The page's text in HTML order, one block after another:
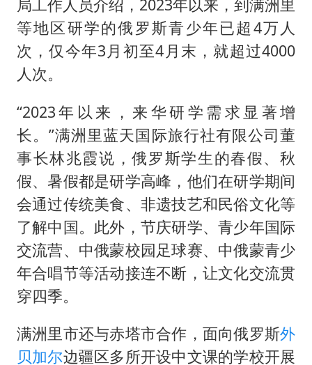
局工作人员介绍，2023年以来，到满洲里
等地区研学的俄罗斯青少年已超4万人
次，仅今年3月初至4月末，就超过4000
人次。
“2023年以来，来华研学需求显著增
长。”满洲里蓝天国际旅行社有限公司董
事长林兆霞说，俄罗斯学生的春假、秋
假、暑假都是研学高峰，他们在研学期间
会通过传统美食、非遗技艺和民俗文化等
了解中国。此外，节庆研学、青少年国际
交流营、中俄蒙校园足球赛、中俄蒙青少
年合唱节等活动接连不断，让文化交流贯
穿四季。
满洲里市还与赤塔市合作，面向俄罗斯外
贝加尔边疆区多所开设中文课的学校开展